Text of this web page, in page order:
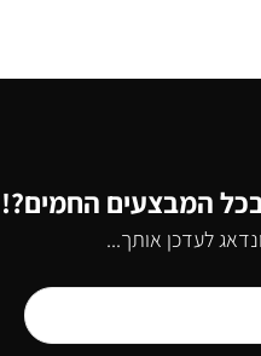
בכל המבצעים החמים?!
לעדכן אותך...